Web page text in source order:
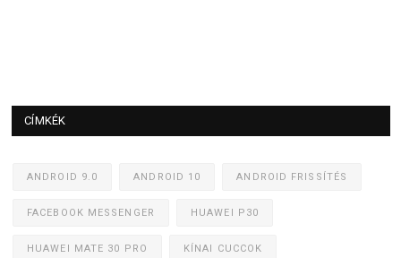
CÍMKÉK
ANDROID 9.0 ANDROID 10 ANDROID FRISSÍTÉS
FACEBOOK MESSENGER HUAWEI P30
HUAWEI MATE 30 PRO KÍNAI CUCCOK